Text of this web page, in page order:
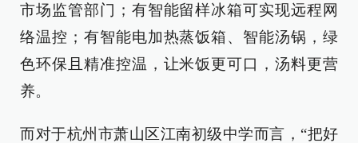
市场监管部门；有智能留样冰箱可实现远程网
络温控；有智能电加热蒸饭箱、智能汤锅，绿
色环保且精准控温，让米饭更可口，汤料更营
养。
而对于杭州市萧山区江南初级中学而言，“把好